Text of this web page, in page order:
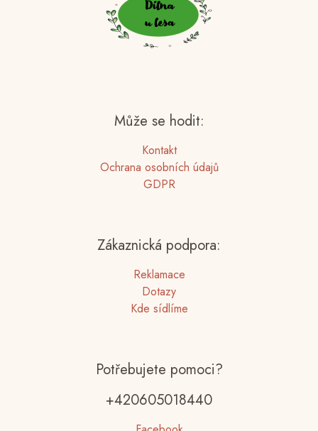
Může se hodit:
Kontakt
Ochrana osobních údajů
GDPR
Zákaznická podpora:
Reklamace
Dotazy
Kde sídlíme
Potřebujete pomoci?
+420605018440